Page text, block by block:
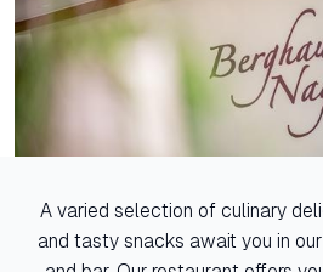
A varied selection of culinary
and tasty snacks await you in